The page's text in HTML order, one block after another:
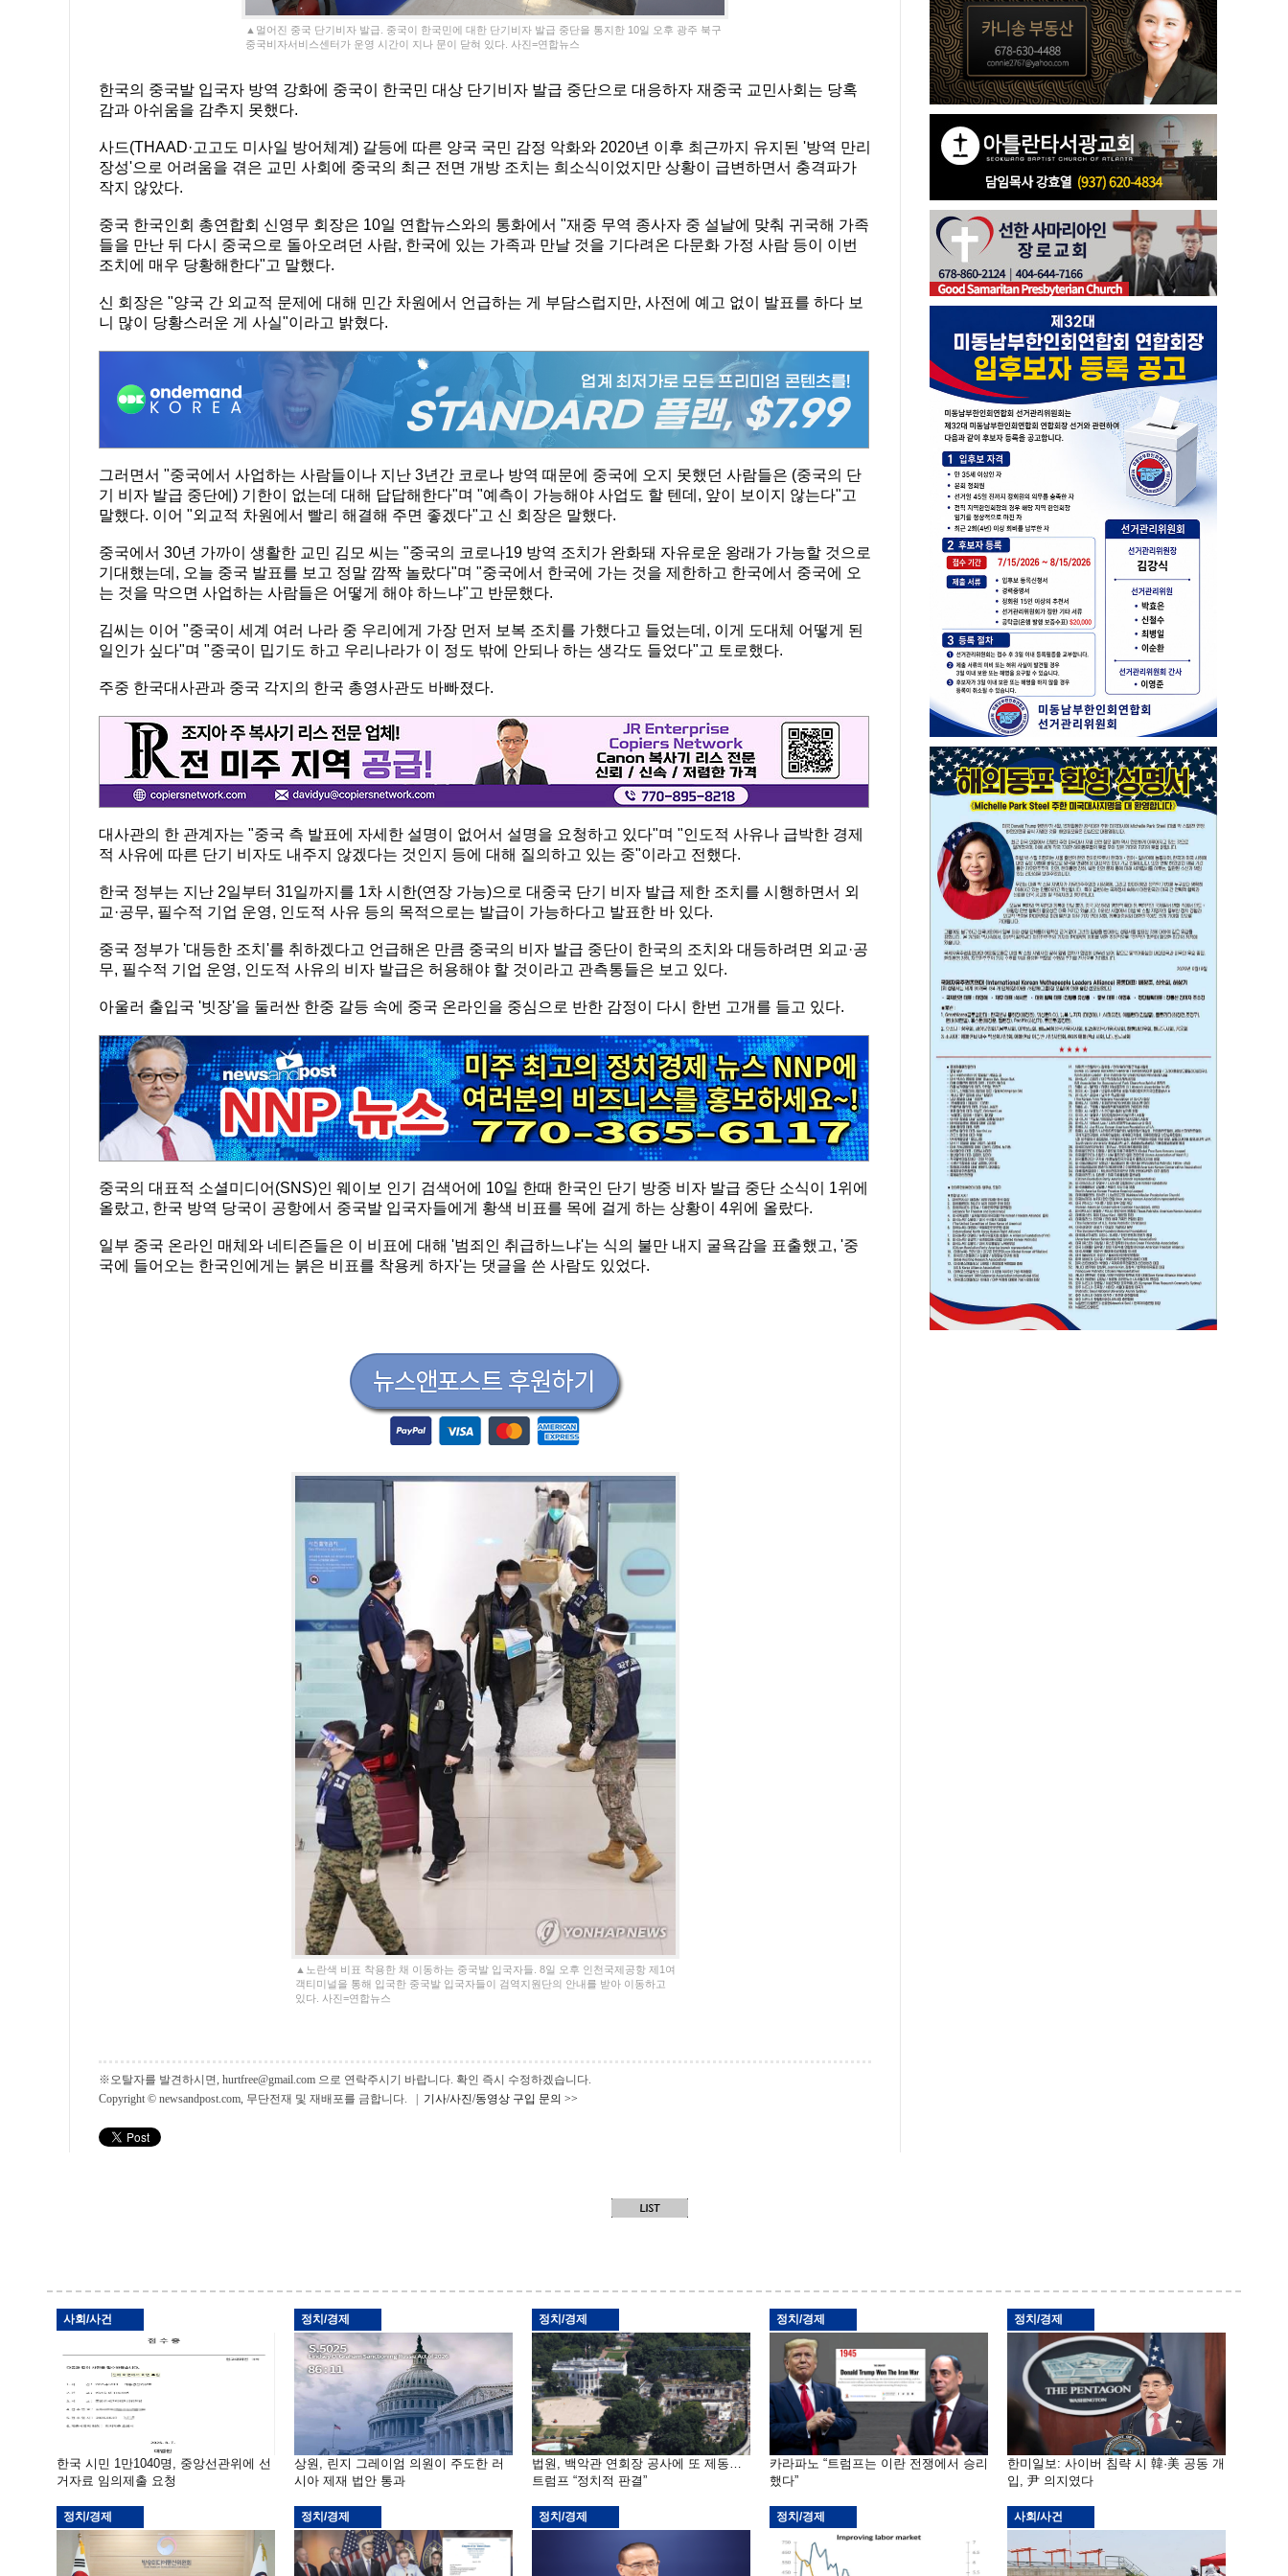
▲멀어진 중국 단기비자 발급. 중국이 한국민에 대한 단기비자 발급 중단을 통지한 10일 오후 광주 북구
중국비자서비스센터가 운영 시간이 지나 문이 닫혀 있다. 사진=연합뉴스
한국의 중국발 입국자 방역 강화에 중국이 한국민 대상 단기비자 발급 중단으로 대응하자 재중국 교민사회는 당혹
감과 아쉬움을 감추지 못했다.
사드(THAAD·고고도 미사일 방어체계) 갈등에 따른 양국 국민 감정 악화와 2020년 이후 최근까지 유지된 '방역 만리
장성'으로 어려움을 겪은 교민 사회에 중국의 최근 전면 개방 조치는 희소식이었지만 상황이 급변하면서 충격파가
작지 않았다.
중국 한국인회 총연합회 신영무 회장은 10일 연합뉴스와의 통화에서 "재중 무역 종사자 중 설날에 맞춰 귀국해 가족
들을 만난 뒤 다시 중국으로 돌아오려던 사람, 한국에 있는 가족과 만날 것을 기다려온 다문화 가정 사람 등이 이번
조치에 매우 당황해한다"고 말했다.
신 회장은 "양국 간 외교적 문제에 대해 민간 차원에서 언급하는 게 부담스럽지만, 사전에 예고 없이 발표를 하다 보
니 많이 당황스러운 게 사실"이라고 밝혔다.
그러면서 "중국에서 사업하는 사람들이나 지난 3년간 코로나 방역 때문에 중국에 오지 못했던 사람들은 (중국의 단
기 비자 발급 중단에) 기한이 없는데 대해 답답해한다"며 "예측이 가능해야 사업도 할 텐데, 앞이 보이지 않는다"고
말했다. 이어 "외교적 차원에서 빨리 해결해 주면 좋겠다"고 신 회장은 말했다.
중국에서 30년 가까이 생활한 교민 김모 씨는 "중국의 코로나19 방역 조치가 완화돼 자유로운 왕래가 가능할 것으로
기대했는데, 오늘 중국 발표를 보고 정말 깜짝 놀랐다"며 "중국에서 한국에 가는 것을 제한하고 한국에서 중국에 오
는 것을 막으면 사업하는 사람들은 어떻게 해야 하느냐"고 반문했다.
김씨는 이어 "중국이 세계 여러 나라 중 우리에게 가장 먼저 보복 조치를 가했다고 들었는데, 이게 도대체 어떻게 된
일인가 싶다"며 "중국이 밉기도 하고 우리나라가 이 정도 밖에 안되나 하는 생각도 들었다"고 토로했다.
주중 한국대사관과 중국 각지의 한국 총영사관도 바빠졌다.
대사관의 한 관계자는 "중국 측 발표에 자세한 설명이 없어서 설명을 요청하고 있다"며 "인도적 사유나 급박한 경제
적 사유에 따른 단기 비자도 내주지 않겠다는 것인지 등에 대해 질의하고 있는 중"이라고 전했다.
한국 정부는 지난 2일부터 31일까지를 1차 시한(연장 가능)으로 대중국 단기 비자 발급 제한 조치를 시행하면서 외
교·공무, 필수적 기업 운영, 인도적 사유 등의 목적으로는 발급이 가능하다고 발표한 바 있다.
중국 정부가 '대등한 조치'를 취하겠다고 언급해온 만큼 중국의 비자 발급 중단이 한국의 조치와 대등하려면 외교·공
무, 필수적 기업 운영, 인도적 사유의 비자 발급은 허용해야 할 것이라고 관측통들은 보고 있다.
아울러 출입국 '빗장'을 둘러싼 한중 갈등 속에 중국 온라인을 중심으로 반한 감정이 다시 한번 고개를 들고 있다.
중국의 대표적 소셜미디어(SNS)인 웨이보 인기 검색어에 10일 한때 한국인 단기 방중 비자 발급 중단 소식이 1위에
올랐고, 한국 방역 당국이 공항에서 중국발 입국자들에게 황색 비표를 목에 걸게 하는 상황이 4위에 올랐다.
일부 중국 온라인 매체와 네티즌들은 이 비표에 대해 '범죄인 취급하느냐'는 식의 불만 내지 굴욕감을 표출했고, '중
국에 들어오는 한국인에게는 붉은 비표를 착용케 하자'는 댓글을 쓴 사람도 있었다.
▲노란색 비표 착용한 채 이동하는 중국발 입국자들. 8일 오후 인천국제공항 제1여
객티미널을 통해 입국한 중국발 입국자들이 검역지원단의 안내를 받아 이동하고
있다. 사진=연합뉴스
※오탈자를 발견하시면, hurtfree@gmail.com 으로 연락주시기 바랍니다. 확인 즉시 수정하겠습니다.
Copyright © newsandpost.com, 무단전재 및 재배포를 금합니다. | 기사/사진/동영상 구입 문의 >>
사회/사건
한국 시민 1만1040명, 중앙선관위에 선
거자료 임의제출 요청
정치/경제
상원, 린지 그레이엄 의원이 주도한 러
시아 제재 법안 통과
정치/경제
법원, 백악관 연회장 공사에 또 제동…
트럼프 “정치적 판결”
정치/경제
카라파노 “트럼프는 이란 전쟁에서 승리
했다”
정치/경제
한미일보: 사이버 침략 시 韓·美 공동 개
입, 尹 의지였다
정치/경제 정치/경제 정치/경제 정치/경제 사회/사건